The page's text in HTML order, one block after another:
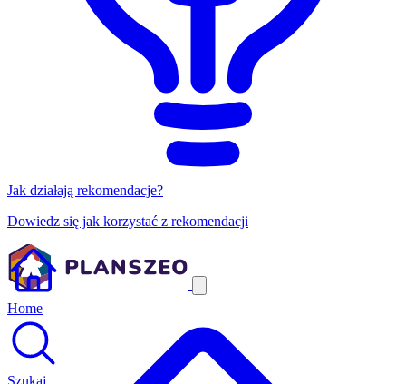
Jak działają rekomendacje?
Dowiedz się jak korzystać z rekomendacji
Home
Szukaj